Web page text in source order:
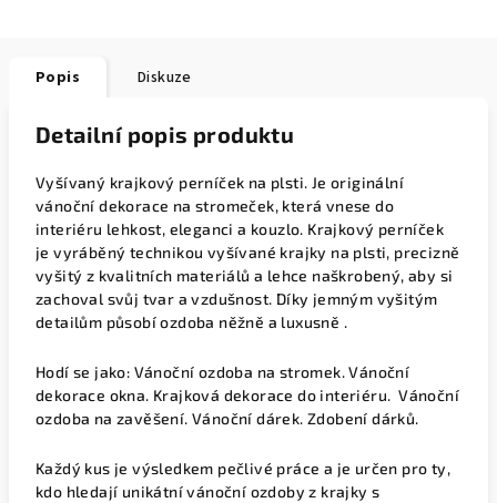
Popis Diskuze
Detailní popis produktu
Vyšívaný krajkový perníček na plsti. Je originální
vánoční dekorace na stromeček, která vnese do
interiéru lehkost, eleganci a kouzlo. Krajkový perníček
je vyráběný technikou vyšívané krajky na plsti, precizně
vyšitý z kvalitních materiálů a lehce naškrobený, aby si
zachoval svůj tvar a vzdušnost. Díky jemným vyšitým
detailům působí ozdoba něžně a luxusně .
Hodí se jako: Vánoční ozdoba na stromek. Vánoční
dekorace okna. Krajková dekorace do interiéru. Vánoční
ozdoba na zavěšení. Vánoční dárek. Zdobení dárků.
Každý kus je výsledkem pečlivé práce a je určen pro ty,
kdo hledají unikátní vánoční ozdoby z krajky s